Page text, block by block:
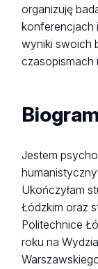
organizuję
konferencjach
wyniki swoich
czasopismach
Biogram
Jestem
Ukończyłam
Łódzkim oraz
Politechnice
roku na